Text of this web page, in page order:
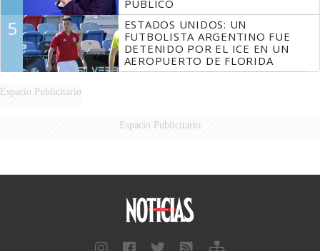
PÚBLICO
5
ESTADOS UNIDOS: UN
FUTBOLISTA ARGENTINO FUE
DETENIDO POR EL ICE EN UN
AEROPUERTO DE FLORIDA
Espacio Publicitario
Espacio Publicitario